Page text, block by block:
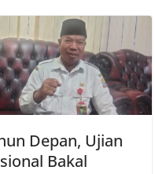
Depan, Ujian
Bakal